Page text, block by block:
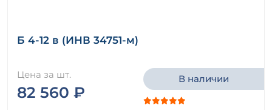
Б 4-12 в (ИНВ 34751-м)
Цена за шт.
82 560 ₽
В наличии